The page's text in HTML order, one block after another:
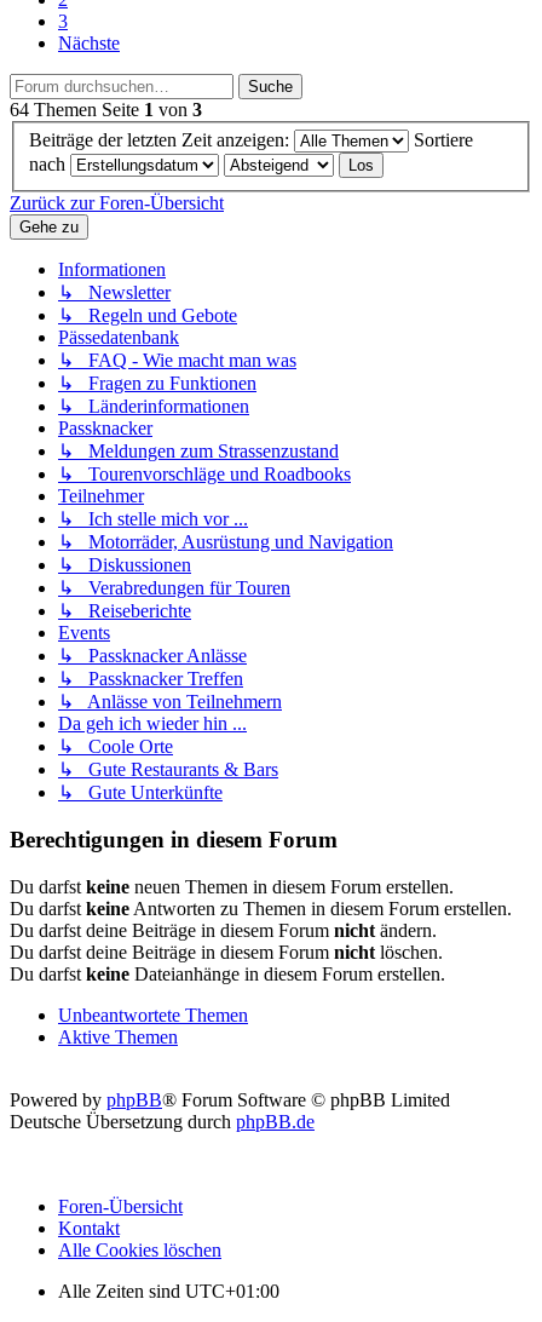
3
Nächste
Suche
64 Themen Seite 1 von 3
Beiträge der letzten Zeit anzeigen:
Sortiere
nach
Zurück zur Foren-Übersicht
Gehe zu
Informationen
↳ Newsletter
↳ Regeln und Gebote
Pässedatenbank
↳ FAQ - Wie macht man was
↳ Fragen zu Funktionen
↳ Länderinformationen
Passknacker
↳ Meldungen zum Strassenzustand
↳ Tourenvorschläge und Roadbooks
Teilnehmer
↳ Ich stelle mich vor ...
↳ Motorräder, Ausrüstung und Navigation
↳ Diskussionen
↳ Verabredungen für Touren
↳ Reiseberichte
Events
↳ Passknacker Anlässe
↳ Passknacker Treffen
↳ Anlässe von Teilnehmern
Da geh ich wieder hin ...
↳ Coole Orte
↳ Gute Restaurants & Bars
↳ Gute Unterkünfte
Berechtigungen in diesem Forum
Du darfst keine neuen Themen in diesem Forum erstellen.
Du darfst keine Antworten zu Themen in diesem Forum erstellen.
Du darfst deine Beiträge in diesem Forum nicht ändern.
Du darfst deine Beiträge in diesem Forum nicht löschen.
Du darfst keine Dateianhänge in diesem Forum erstellen.
Unbeantwortete Themen
Aktive Themen
Powered by phpBB® Forum Software © phpBB Limited
Deutsche Übersetzung durch phpBB.de
Foren-Übersicht
Kontakt
Alle Cookies löschen
Alle Zeiten sind UTC+01:00